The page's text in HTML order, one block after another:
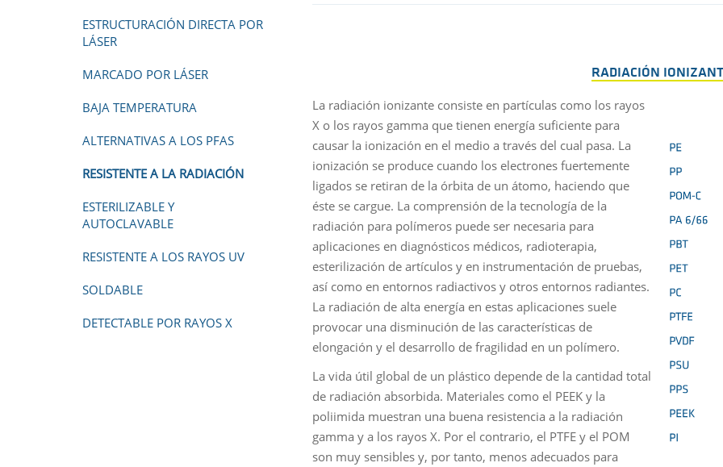
ESTRUCTURACIÓN DIRECTA POR
LÁSER
MARCADO POR LÁSER
BAJA TEMPERATURA
ALTERNATIVAS A LOS PFAS
RESISTENTE A LA RADIACIÓN
ESTERILIZABLE Y
AUTOCLAVABLE
RESISTENTE A LOS RAYOS UV
SOLDABLE
DETECTABLE POR RAYOS X
RADIACIÓN
La radiación ionizante consiste en partículas como los rayos
X o los rayos gamma que tienen energía suficiente para
causar la ionización en el medio a través del cual pasa. La
ionización se produce cuando los electrones fuertemente
ligados se retiran de la órbita de un átomo, haciendo que
éste se cargue. La comprensión de la tecnología de la
radiación para polímeros puede ser necesaria para
aplicaciones en diagnósticos médicos, radioterapia,
esterilización de artículos y en instrumentación de pruebas,
así como en entornos radiactivos y otros entornos radiantes.
La radiación de alta energía en estas aplicaciones suele
provocar una disminución de las características de
elongación y el desarrollo de fragilidad en un polímero.
La vida útil global de un plástico depende de la cantidad total
de radiación absorbida. Materiales como el PEEK y la
poliimida muestran una buena resistencia a la radiación
gamma y a los rayos X. Por el contrario, el PTFE y el POM
son muy sensibles y, por tanto, menos adecuados para